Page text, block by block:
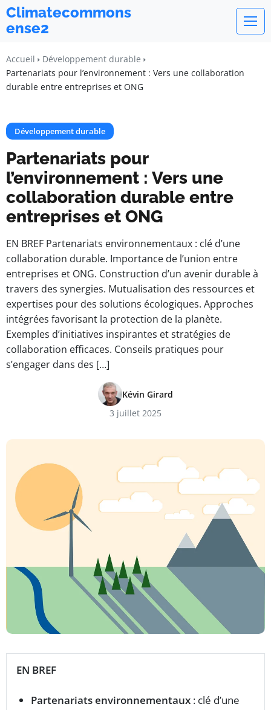
Climatecommons
ense2
Accueil
Développement durable
Partenariats pour l’environnement : Vers une collaboration
durable entre entreprises et ONG
Développement durable
Partenariats pour
l’environnement : Vers une
collaboration durable entre
entreprises et ONG
EN BREF Partenariats environnementaux : clé d’une
collaboration durable. Importance de l’union entre
entreprises et ONG. Construction d’un avenir durable à
travers des synergies. Mutualisation des ressources et
expertises pour des solutions écologiques. Approches
intégrées favorisant la protection de la planète.
Exemples d’initiatives inspirantes et stratégies de
collaboration efficaces. Conseils pratiques pour
s’engager dans des […]
Kévin Girard
3 juillet 2025
EN BREF
Partenariats environnementaux : clé d’une